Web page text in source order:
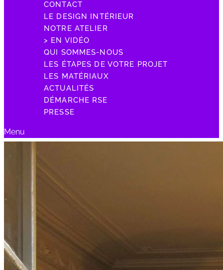
CONTACT
LE DESIGN INTÉRIEUR
NOTRE ATELIER
> EN VIDÉO
QUI SOMMES-NOUS
LES ÉTAPES DE VOTRE PROJET
LES MATÉRIAUX
ACTUALITÉS
DÉMARCHE RSE
PRESSE
Menu